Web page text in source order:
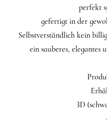
perfekt
gefertigt in der
Selbstverständlich kein
ein sauberes, elegantes
3D